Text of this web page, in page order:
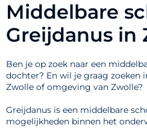
Middelbare
Greijdanus in
Ben je op zoek naar een
dochter? En wil je graag zoeken
Zwolle of omgeving van Zwolle?
Greijdanus is een middelbare
mogelijkheden binnen het